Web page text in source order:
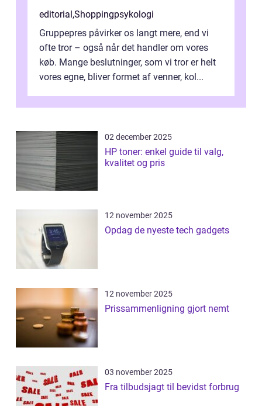
editorial,Shoppingpsykologi
Gruppepres påvirker os langt mere, end vi
ofte tror – også når det handler om vores
køb. Mange beslutninger, som vi tror er helt
vores egne, bliver formet af venner, kol...
02 december 2025
HP toner: enkel guide til valg,
kvalitet og pris
12 november 2025
Opdag de nyeste tech gadgets
12 november 2025
Prissammenligning gjort nemt
03 november 2025
Fra tilbudsjagt til bevidst forbrug